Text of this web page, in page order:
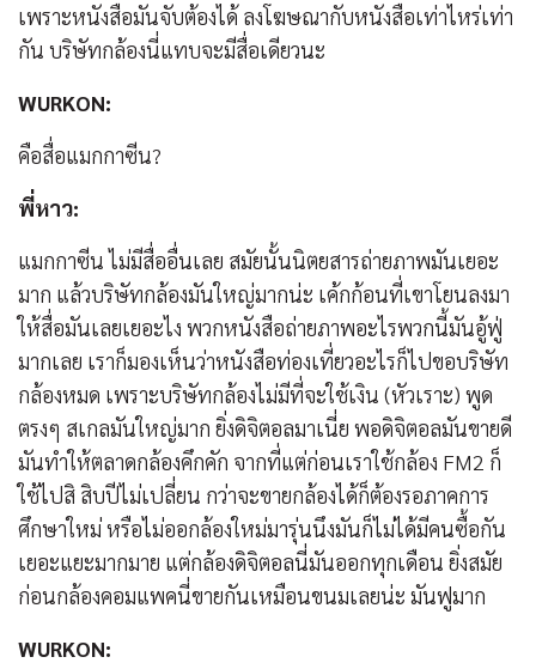
เพราะหนังสือมันจับต้องได้ ลงโฆษณากับหนังสือเท่าไหร่เท่า
กัน บริษัทกล้องนี่แทบจะมีสื่อเดียวนะ
WURKON:
คือสื่อแมกกาซีน?
พี่หาว:
แมกกาซีน ไม่มีสื่ออื่นเลย สมัยนั้นนิตยสารถ่ายภาพมันเยอะ
มาก แล้วบริษัทกล้องมันใหญ่มากน่ะ เค้กก้อนที่เขาโยนลงมา
ให้สื่อมันเลยเยอะไง พวกหนังสือถ่ายภาพอะไรพวกนี้มันอู้ฟู่
มากเลย เราก็มองเห็นว่าหนังสือท่องเที่ยวอะไรก็ไปขอบริษัท
กล้องหมด เพราะบริษัทกล้องไม่มีที่จะใช้เงิน (หัวเราะ) พูด
ตรงๆ สเกลมันใหญ่มาก ยิ่งดิจิตอลมาเนี่ย พอดิจิตอลมันขายดี
มันทำให้ตลาดกล้องคึกคัก จากที่แต่ก่อนเราใช้กล้อง FM2 ก็
ใช้ไปสิ สิบปีไม่เปลี่ยน กว่าจะขายกล้องได้ก็ต้องรอภาคการ
ศึกษาใหม่ หรือไม่ออกล้องใหม่มารุ่นนึงมันก็ไม่ได้มีคนซื้อกัน
เยอะแยะมากมาย แต่กล้องดิจิตอลนี่มันออกทุกเดือน ยิ่งสมัย
ก่อนกล้องคอมแพคนี่ขายกันเหมือนขนมเลยน่ะ มันฟูมาก
WURKON: